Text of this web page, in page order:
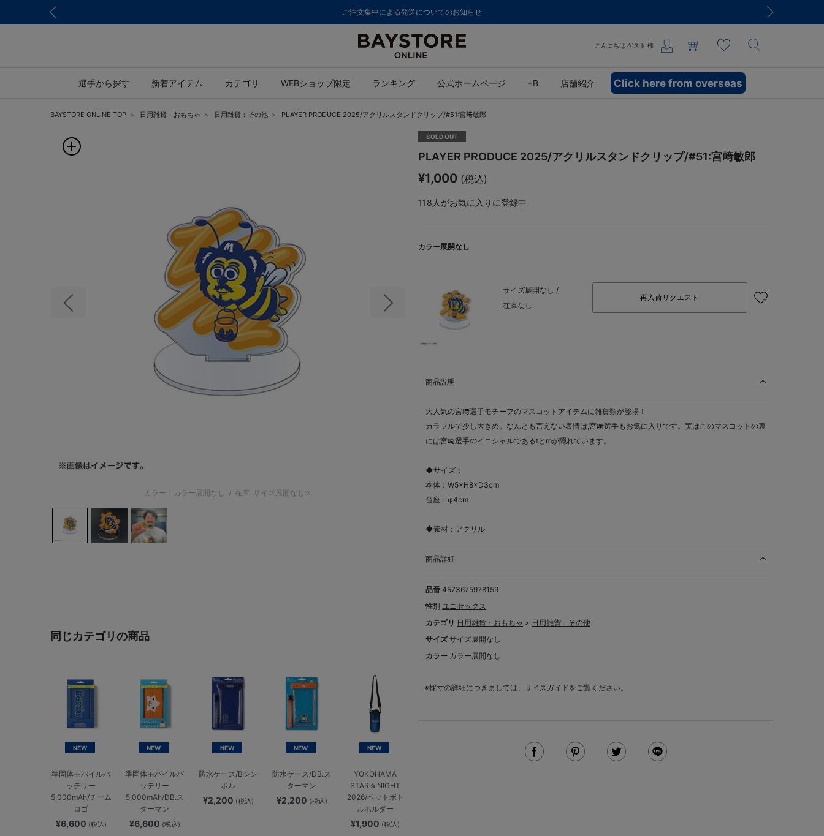
ご注文集中による発送についてのお知らせ
こんにちは ゲスト 様
選手から探す 新着アイテム カテゴリ WEBショップ限定 ランキング 公式ホームページ +B 店舗紹介 Click here from overseas
BAYSTORE ONLINE TOP 日用雑貨・おもちゃ 日用雑貨：その他 PLAYER PRODUCE 2025/アクリルスタンドクリップ/#51:宮﨑敏郎
前の画像 次の画像
カラー：カラー展開なし / 在庫 サイズ展開なし:☓
同じカテゴリの商品
NEW
準固体モバイルバ
ッテリー
5,000mAh/チーム
ロゴ
¥6,600 (税込)
NEW
準固体モバイルバ
ッテリー
5,000mAh/DB.ス
ターマン
¥6,600 (税込)
NEW
防水ケース/Bシン
ボル
¥2,200 (税込)
NEW
防水ケース/DB.ス
ターマン
¥2,200 (税込)
NEW
YOKOHAMA
STAR☆NIGHT
2026/ペットボト
ルホルダー
¥1,900 (税込)
SOLD OUT
PLAYER PRODUCE 2025/アクリルスタンドクリップ/#51:宮﨑敏郎
¥1,000 (税込)
118人がお気に入りに登録中
カラー展開なし
サイズ展開なし /
在庫なし
再入荷リクエスト
商品説明
大人気の宮﨑選手モチーフのマスコットアイテムに雑貨類が登場！
カラフルで少し大きめ。なんとも言えない表情は,宮﨑選手もお気に入りです。実はこのマスコットの裏
には宮﨑選手のイニシャルであるtとmが隠れています。
◆サイズ：
本体：W5×H8×D3cm
台座：φ4cm
◆素材：アクリル
商品詳細
品番 4573675978159
性別 ユニセックス
カテゴリ 日用雑貨・おもちゃ > 日用雑貨：その他
サイズ サイズ展開なし
カラー カラー展開なし
※採寸の詳細につきましては、 サイズガイドをご覧ください。